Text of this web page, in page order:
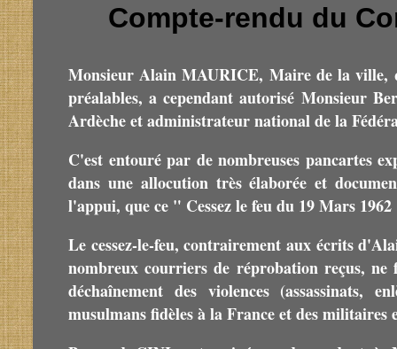
Compte-rendu du
Monsieur Alain MAURICE, Maire de la ville,
préalables, a cependant autorisé Monsieur
Ardèche et administrateur national de la
C'est entouré par de nombreuses pancartes
dans une allocution très élaborée et
l'appui, que ce " Cessez le feu du 19 Mars
Le cessez-le-feu, contrairement aux écrits
nombreux courriers de réprobation reçus,
déchaînement des violences (assassinats,
musulmans fidèles à la France et des militaires